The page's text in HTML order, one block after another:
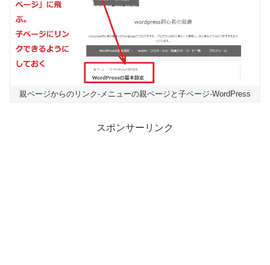
親ページからのリンク-メニューの親ページと子ページ-WordPress
スポンサーリンク